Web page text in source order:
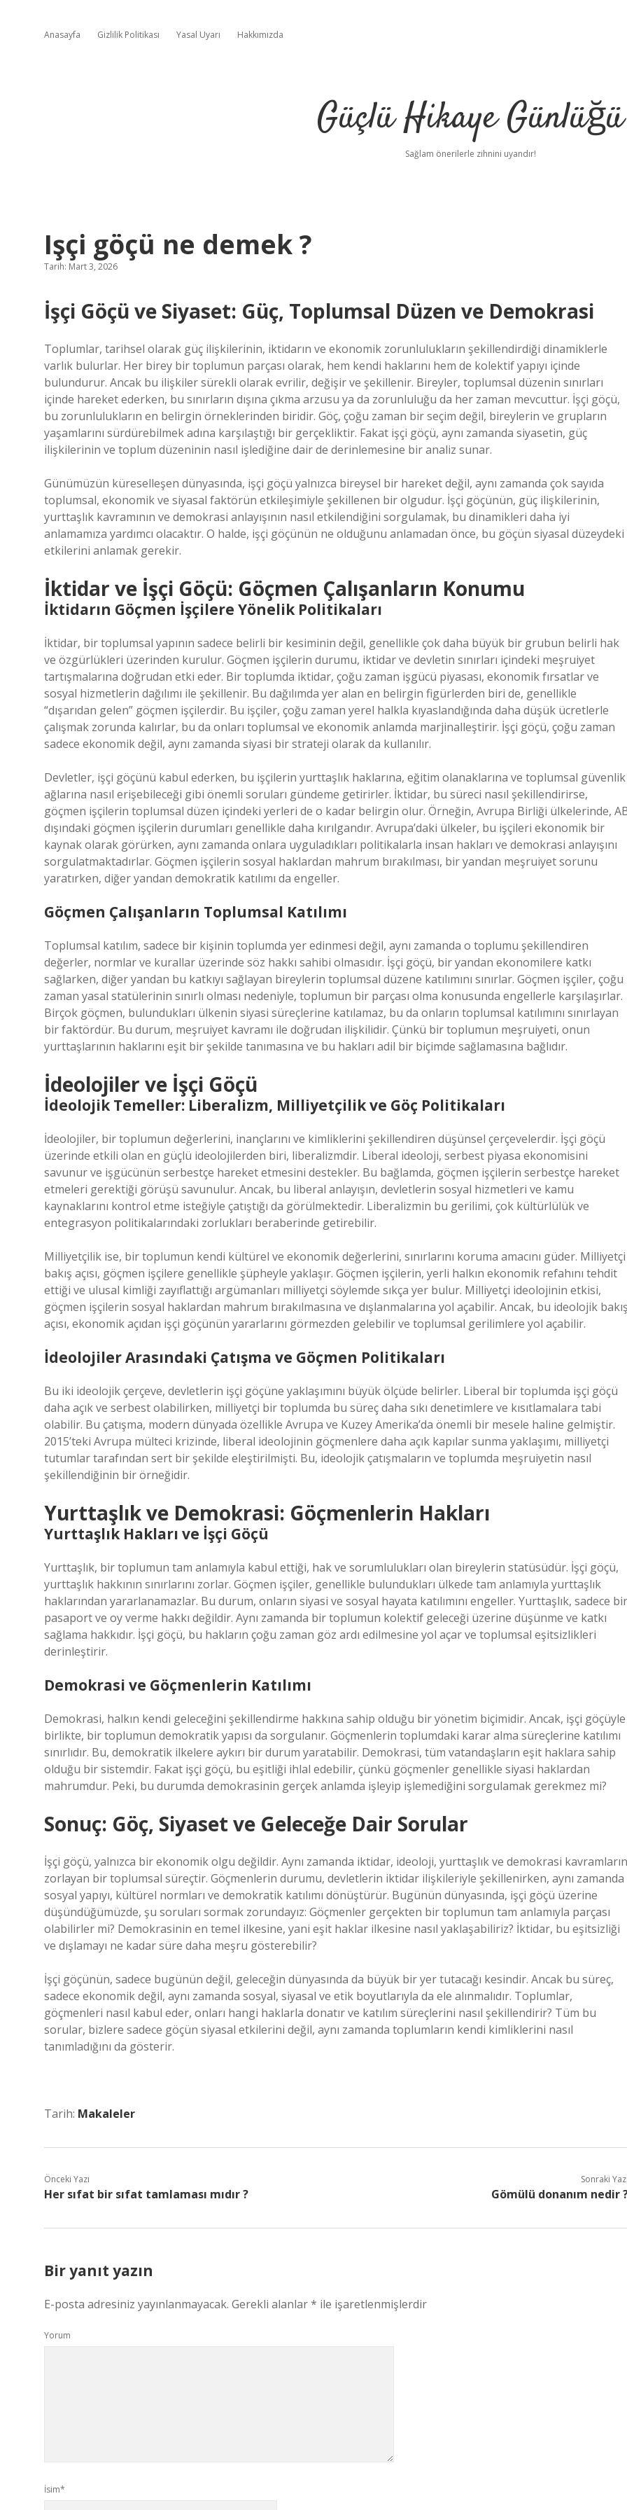
Anasayfa Gizlilik Politikası Yasal Uyarı Hakkımızda
Güçlü Hikaye Günlüğü
Sağlam önerilerle zihnini uyandır!
Işçi göçü ne demek ?
Tarih: Mart 3, 2026
İşçi Göçü ve Siyaset: Güç, Toplumsal Düzen ve Demokrasi
Toplumlar, tarihsel olarak güç ilişkilerinin, iktidarın ve ekonomik zorunlulukların şekillendirdiği dinamiklerle
varlık bulurlar. Her birey bir toplumun parçası olarak, hem kendi haklarını hem de kolektif yapıyı içinde
bulundurur. Ancak bu ilişkiler sürekli olarak evrilir, değişir ve şekillenir. Bireyler, toplumsal düzenin sınırları
içinde hareket ederken, bu sınırların dışına çıkma arzusu ya da zorunluluğu da her zaman mevcuttur. İşçi göçü,
bu zorunlulukların en belirgin örneklerinden biridir. Göç, çoğu zaman bir seçim değil, bireylerin ve grupların
yaşamlarını sürdürebilmek adına karşılaştığı bir gerçekliktir. Fakat işçi göçü, aynı zamanda siyasetin, güç
ilişkilerinin ve toplum düzeninin nasıl işlediğine dair de derinlemesine bir analiz sunar.
Günümüzün küreselleşen dünyasında, işçi göçü yalnızca bireysel bir hareket değil, aynı zamanda çok sayıda
toplumsal, ekonomik ve siyasal faktörün etkileşimiyle şekillenen bir olgudur. İşçi göçünün, güç ilişkilerinin,
yurttaşlık kavramının ve demokrasi anlayışının nasıl etkilendiğini sorgulamak, bu dinamikleri daha iyi
anlamamıza yardımcı olacaktır. O halde, işçi göçünün ne olduğunu anlamadan önce, bu göçün siyasal düzeydeki
etkilerini anlamak gerekir.
İktidar ve İşçi Göçü: Göçmen Çalışanların Konumu
İktidarın Göçmen İşçilere Yönelik Politikaları
İktidar, bir toplumsal yapının sadece belirli bir kesiminin değil, genellikle çok daha büyük bir grubun belirli hak
ve özgürlükleri üzerinden kurulur. Göçmen işçilerin durumu, iktidar ve devletin sınırları içindeki meşruiyet
tartışmalarına doğrudan etki eder. Bir toplumda iktidar, çoğu zaman işgücü piyasası, ekonomik fırsatlar ve
sosyal hizmetlerin dağılımı ile şekillenir. Bu dağılımda yer alan en belirgin figürlerden biri de, genellikle
“dışarıdan gelen” göçmen işçilerdir. Bu işçiler, çoğu zaman yerel halkla kıyaslandığında daha düşük ücretlerle
çalışmak zorunda kalırlar, bu da onları toplumsal ve ekonomik anlamda marjinalleştirir. İşçi göçü, çoğu zaman
sadece ekonomik değil, aynı zamanda siyasi bir strateji olarak da kullanılır.
Devletler, işçi göçünü kabul ederken, bu işçilerin yurttaşlık haklarına, eğitim olanaklarına ve toplumsal güvenlik
ağlarına nasıl erişebileceği gibi önemli soruları gündeme getirirler. İktidar, bu süreci nasıl şekillendirirse,
göçmen işçilerin toplumsal düzen içindeki yerleri de o kadar belirgin olur. Örneğin, Avrupa Birliği ülkelerinde,
dışındaki göçmen işçilerin durumları genellikle daha kırılgandır. Avrupa’daki ülkeler, bu işçileri ekonomik bir
kaynak olarak görürken, aynı zamanda onlara uyguladıkları politikalarla insan hakları ve demokrasi anlayışını
sorgulatmaktadırlar. Göçmen işçilerin sosyal haklardan mahrum bırakılması, bir yandan meşruiyet sorunu
yaratırken, diğer yandan demokratik katılımı da engeller.
Göçmen Çalışanların Toplumsal Katılımı
Toplumsal katılım, sadece bir kişinin toplumda yer edinmesi değil, aynı zamanda o toplumu şekillendiren
değerler, normlar ve kurallar üzerinde söz hakkı sahibi olmasıdır. İşçi göçü, bir yandan ekonomilere katkı
sağlarken, diğer yandan bu katkıyı sağlayan bireylerin toplumsal düzene katılımını sınırlar. Göçmen işçiler, çoğu
zaman yasal statülerinin sınırlı olması nedeniyle, toplumun bir parçası olma konusunda engellerle karşılaşırlar.
Birçok göçmen, bulundukları ülkenin siyasi süreçlerine katılamaz, bu da onların toplumsal katılımını sınırlayan
bir faktördür. Bu durum, meşruiyet kavramı ile doğrudan ilişkilidir. Çünkü bir toplumun meşruiyeti, onun
yurttaşlarının haklarını eşit bir şekilde tanımasına ve bu hakları adil bir biçimde sağlamasına bağlıdır.
İdeolojiler ve İşçi Göçü
İdeolojik Temeller: Liberalizm, Milliyetçilik ve Göç Politikaları
İdeolojiler, bir toplumun değerlerini, inançlarını ve kimliklerini şekillendiren düşünsel çerçevelerdir. İşçi göçü
üzerinde etkili olan en güçlü ideolojilerden biri, liberalizmdir. Liberal ideoloji, serbest piyasa ekonomisini
savunur ve işgücünün serbestçe hareket etmesini destekler. Bu bağlamda, göçmen işçilerin serbestçe hareket
etmeleri gerektiği görüşü savunulur. Ancak, bu liberal anlayışın, devletlerin sosyal hizmetleri ve kamu
kaynaklarını kontrol etme isteğiyle çatıştığı da görülmektedir. Liberalizmin bu gerilimi, çok kültürlülük ve
entegrasyon politikalarındaki zorlukları beraberinde getirebilir.
Milliyetçilik ise, bir toplumun kendi kültürel ve ekonomik değerlerini, sınırlarını koruma amacını güder. Milliyetçi
bakış açısı, göçmen işçilere genellikle şüpheyle yaklaşır. Göçmen işçilerin, yerli halkın ekonomik refahını tehdit
ettiği ve ulusal kimliği zayıflattığı argümanları milliyetçi söylemde sıkça yer bulur. Milliyetçi ideolojinin etkisi,
göçmen işçilerin sosyal haklardan mahrum bırakılmasına ve dışlanmalarına yol açabilir. Ancak, bu ideolojik
açısı, ekonomik açıdan işçi göçünün yararlarını görmezden gelebilir ve toplumsal gerilimlere yol açabilir.
İdeolojiler Arasındaki Çatışma ve Göçmen Politikaları
Bu iki ideolojik çerçeve, devletlerin işçi göçüne yaklaşımını büyük ölçüde belirler. Liberal bir toplumda işçi göçü
daha açık ve serbest olabilirken, milliyetçi bir toplumda bu süreç daha sıkı denetimlere ve kısıtlamalara tabi
olabilir. Bu çatışma, modern dünyada özellikle Avrupa ve Kuzey Amerika’da önemli bir mesele haline gelmiştir.
2015’teki Avrupa mülteci krizinde, liberal ideolojinin göçmenlere daha açık kapılar sunma yaklaşımı, milliyetçi
tutumlar tarafından sert bir şekilde eleştirilmişti. Bu, ideolojik çatışmaların ve toplumda meşruiyetin nasıl
şekillendiğinin bir örneğidir.
Yurttaşlık ve Demokrasi: Göçmenlerin Hakları
Yurttaşlık Hakları ve İşçi Göçü
Yurttaşlık, bir toplumun tam anlamıyla kabul ettiği, hak ve sorumlulukları olan bireylerin statüsüdür. İşçi göçü,
yurttaşlık hakkının sınırlarını zorlar. Göçmen işçiler, genellikle bulundukları ülkede tam anlamıyla yurttaşlık
haklarından yararlanamazlar. Bu durum, onların siyasi ve sosyal hayata katılımını engeller. Yurttaşlık, sadece bir
pasaport ve oy verme hakkı değildir. Aynı zamanda bir toplumun kolektif geleceği üzerine düşünme ve katkı
sağlama hakkıdır. İşçi göçü, bu hakların çoğu zaman göz ardı edilmesine yol açar ve toplumsal eşitsizlikleri
derinleştirir.
Demokrasi ve Göçmenlerin Katılımı
Demokrasi, halkın kendi geleceğini şekillendirme hakkına sahip olduğu bir yönetim biçimidir. Ancak, işçi göçüyle
birlikte, bir toplumun demokratik yapısı da sorgulanır. Göçmenlerin toplumdaki karar alma süreçlerine katılımı
sınırlıdır. Bu, demokratik ilkelere aykırı bir durum yaratabilir. Demokrasi, tüm vatandaşların eşit haklara sahip
olduğu bir sistemdir. Fakat işçi göçü, bu eşitliği ihlal edebilir, çünkü göçmenler genellikle siyasi haklardan
mahrumdur. Peki, bu durumda demokrasinin gerçek anlamda işleyip işlemediğini sorgulamak gerekmez mi?
Sonuç: Göç, Siyaset ve Geleceğe Dair Sorular
İşçi göçü, yalnızca bir ekonomik olgu değildir. Aynı zamanda iktidar, ideoloji, yurttaşlık ve demokrasi
zorlayan bir toplumsal süreçtir. Göçmenlerin durumu, devletlerin iktidar ilişkileriyle şekillenirken, aynı zamanda
sosyal yapıyı, kültürel normları ve demokratik katılımı dönüştürür. Bugünün dünyasında, işçi göçü üzerine
düşündüğümüzde, şu soruları sormak zorundayız: Göçmenler gerçekten bir toplumun tam anlamıyla parçası
olabilirler mi? Demokrasinin en temel ilkesine, yani eşit haklar ilkesine nasıl yaklaşabiliriz? İktidar, bu eşitsizliği
ve dışlamayı ne kadar süre daha meşru gösterebilir?
İşçi göçünün, sadece bugünün değil, geleceğin dünyasında da büyük bir yer tutacağı kesindir. Ancak bu süreç,
sadece ekonomik değil, aynı zamanda sosyal, siyasal ve etik boyutlarıyla da ele alınmalıdır. Toplumlar,
göçmenleri nasıl kabul eder, onları hangi haklarla donatır ve katılım süreçlerini nasıl şekillendirir? Tüm bu
sorular, bizlere sadece göçün siyasal etkilerini değil, aynı zamanda toplumların kendi kimliklerini nasıl
tanımladığını da gösterir.
Tarih: Makaleler
Önceki Yazı
Her sıfat bir sıfat tamlaması mıdır ?
Sonraki
Gömülü donanım nedir
Bir yanıt yazın
E-posta adresiniz yayınlanmayacak. Gerekli alanlar* ile işaretlenmişlerdir
Yorum
İsim*